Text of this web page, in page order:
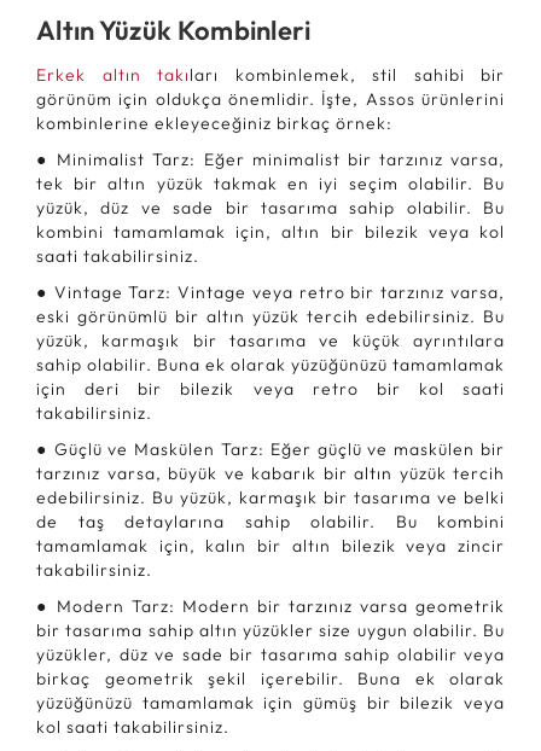
Altın Yüzük Kombinleri
Erkek altın takıları kombinlemek, stil sahibi bir
görünüm için oldukça önemlidir. İşte, Assos ürünlerini
kombinlerine ekleyeceğiniz birkaç örnek:
● Minimalist Tarz: Eğer minimalist bir tarzınız varsa,
tek bir altın yüzük takmak en iyi seçim olabilir. Bu
yüzük, düz ve sade bir tasarıma sahip olabilir. Bu
kombini tamamlamak için, altın bir bilezik veya kol
saati takabilirsiniz.
● Vintage Tarz: Vintage veya retro bir tarzınız varsa,
eski görünümlü bir altın yüzük tercih edebilirsiniz. Bu
yüzük, karmaşık bir tasarıma ve küçük ayrıntılara
sahip olabilir. Buna ek olarak yüzüğünüzü tamamlamak
için deri bir bilezik veya retro bir kol saati
takabilirsiniz.
● Güçlü ve Maskülen Tarz: Eğer güçlü ve maskülen bir
tarzınız varsa, büyük ve kabarık bir altın yüzük tercih
edebilirsiniz. Bu yüzük, karmaşık bir tasarıma ve belki
de taş detaylarına sahip olabilir. Bu kombini
tamamlamak için, kalın bir altın bilezik veya zincir
takabilirsiniz.
● Modern Tarz: Modern bir tarzınız varsa geometrik
bir tasarıma sahip altın yüzükler size uygun olabilir. Bu
yüzükler, düz ve sade bir tasarıma sahip olabilir veya
birkaç geometrik şekil içerebilir. Buna ek olarak
yüzüğünüzü tamamlamak için gümüş bir bilezik veya
kol saati takabilirsiniz.